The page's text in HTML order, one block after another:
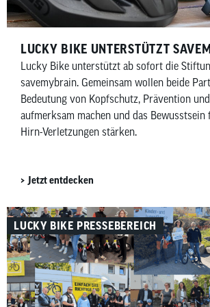
LUCKY BIKE UNTERSTÜTZT
Lucky Bike unterstützt ab sofort die
savemybrain. Gemeinsam wollen beide
Bedeutung von Kopfschutz, Prävention
aufmerksam machen und das Bewusstsein
Hirn-Verletzungen stärken.
Jetzt entdecken
LUCKY BIKE PRESSEBEREICH